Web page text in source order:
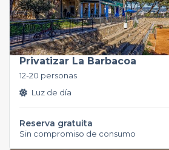
Privatizar La Barbacoa
12-20 personas
Luz de día
Reserva gratuita
Sin compromiso de consumo